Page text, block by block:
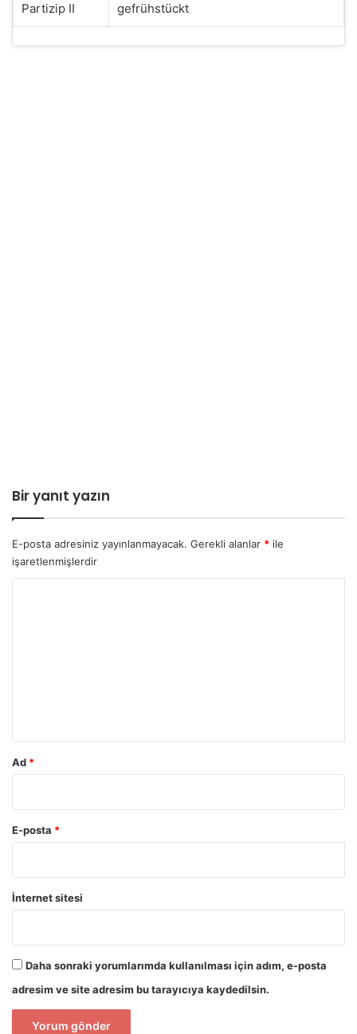
Partizip II gefrühstückt
Bir yanıt yazın
E-posta adresiniz yayınlanmayacak. Gerekli alanlar * ile
işaretlenmişlerdir
Ad *
E-posta *
İnternet sitesi
Daha sonraki yorumlarımda kullanılması için adım, e-posta
adresim ve site adresim bu tarayıcıya kaydedilsin.